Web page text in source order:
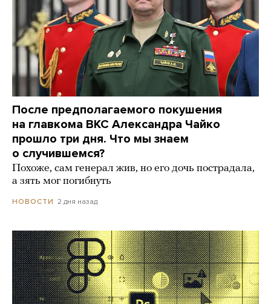
После предполагаемого покушения
на главкома ВКС Александра Чайко
прошло три дня. Что мы знаем
о случившемся?
Похоже, сам генерал жив, но его дочь пострадала,
а зять мог погибнуть
НОВОСТИ 2 дня назад